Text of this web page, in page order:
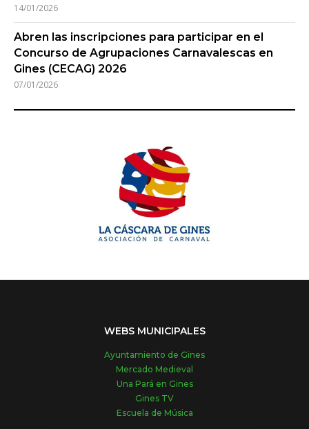
14/01/2026
Abren las inscripciones para participar en el
Concurso de Agrupaciones Carnavalescas en
Gines (CECAG) 2026
07/01/2026
WEBS MUNICIPALES
Ayuntamiento de Gines
Mercado Medieval
Una Pará en Gines
Gines TV
Escuela de Música